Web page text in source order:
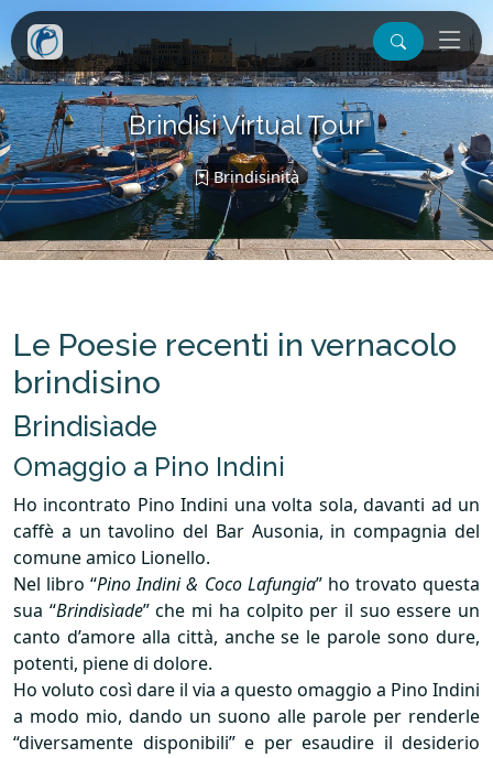
Brindisi Virtual Tour
Brindisinità
Le Poesie recenti in vernacolo
brindisino
Brindisìade
Omaggio a Pino Indini
Ho incontrato Pino Indini una volta sola, davanti ad un
caffè a un tavolino del Bar Ausonia, in compagnia del
comune amico Lionello.
Nel libro “Pino Indini & Coco Lafungia” ho trovato questa
sua “Brindisìade” che mi ha colpito per il suo essere un
canto d’amore alla città, anche se le parole sono dure,
potenti, piene di dolore.
Ho voluto così dare il via a questo omaggio a Pino Indini
a modo mio, dando un suono alle parole per renderle
“diversamente disponibili” e per esaudire il desiderio